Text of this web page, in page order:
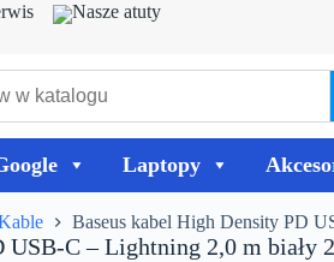
Nasze atuty
Laptopy
Baseus kabel High Density PD
USB-C – Lightning 2,0 m biały